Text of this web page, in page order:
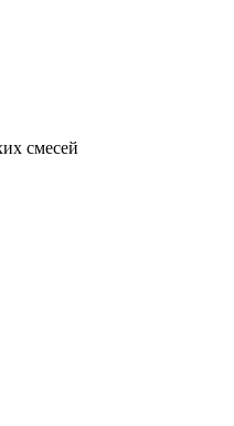
смесей